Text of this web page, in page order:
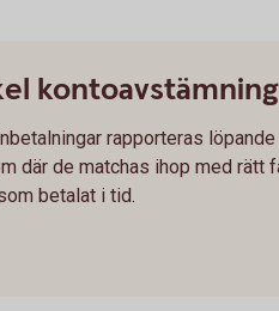
kontoavstämning
rapporteras
där de matchas ihop med rätt
betalat i tid.